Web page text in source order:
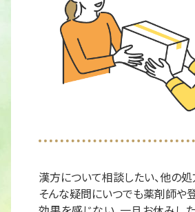
漢方について相談したい、他の
そんな疑問にいつでも薬剤師や